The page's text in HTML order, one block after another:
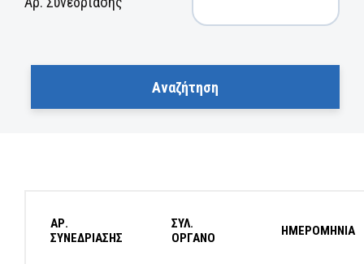
ΑΡ.
ΣΥΝΕΔΡΙΑΣΗΣ
ΣΥΛ.
ΟΡΓΑΝΟ
ΗΜΕΡΟΜΗΝΙΑ